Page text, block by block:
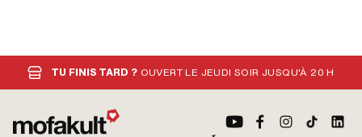
TU FINIS TARD ? OUVERT LE JEUDI SOIR JUSQU'À 20 H